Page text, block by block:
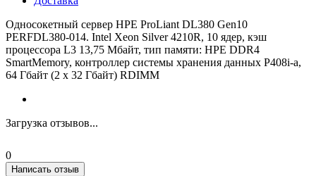
Односокетный сервер HPE ProLiant DL380 Gen10
PERFDL380-014. Intel Xeon Silver 4210R, 10 ядер, кэш
процессора L3 13,75 Мбайт, тип памяти: HPE DDR4
SmartMemory, контроллер системы хранения данных P408i-a,
64 Гбайт (2 x 32 Гбайт) RDIMM
Загрузка отзывов...
0
Написать отзыв